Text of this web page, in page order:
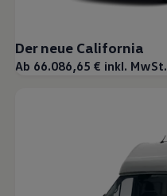
Der neue California
Ab 66.086,65 € inkl. MwSt.